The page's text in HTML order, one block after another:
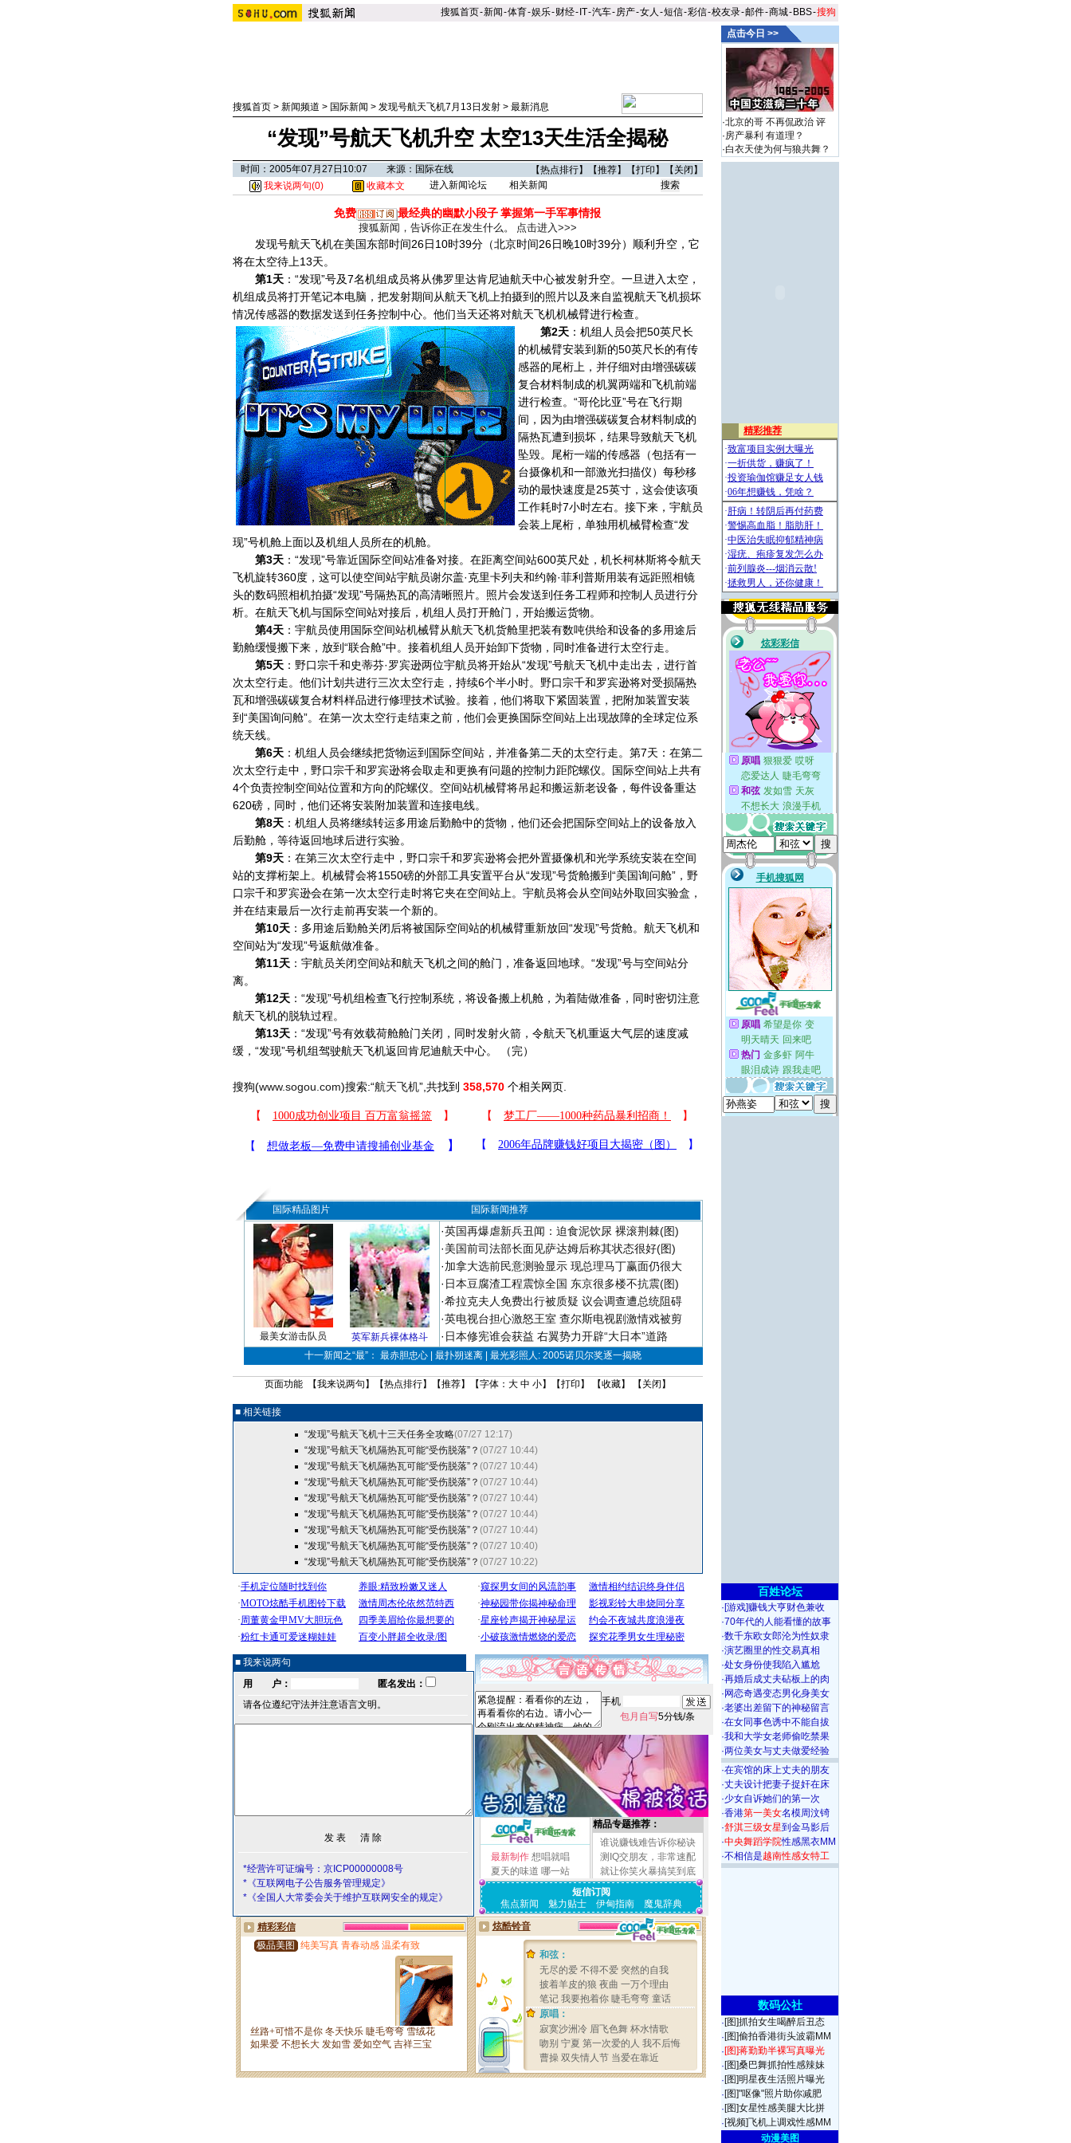
搜狐首页-新闻-体育-娱乐-财经- IT-汽车-房产-女人 -短信-彩信-校友录-邮件-商城- BBS-搜狗
搜狐首页> 新闻频道 > 国际新闻 > 发现号航天飞机7月13日发射> 最新消息
“发现”号航天飞机升空 太空13天生活全揭秘
时间：2005年07月27日10:07 来源：国际在线 【热点排行】【推荐】【打印 】【 关闭 】
我来说两句(0) 收藏本文 进入新闻论坛 相关新闻
免费 最经典的幽默小段子掌握第一手军事情报
搜狐新闻，告诉你正在发生什么。 点击进入>>>
发现号航天飞机在美国东部时间26日10时39分（北京时间26日晚10时39分）顺利升空，它
将在太空待上13天。
第1天：“发现”号及7名机组成员将从佛罗里达肯尼迪航天中心被发射升空。一旦进入太空，
机组成员将打开笔记本电脑，把发射期间从航天飞机上拍摄到的照片以及来自监视航天飞机损坏
情况传感器的数据发送到任务控制中心。 他们当天还将对航天飞机机械臂进行检查。
第2天：机组人员会把50英尺长
的机械臂安装到新的50英尺长的有传
感器的尾桁上，并仔细对由增强碳碳
复合材料制成的机翼两端和飞机前端
进行检查。“哥伦比亚”号在飞行期
间，因为由增强碳碳复合材料制成的
隔热瓦遭到损坏，结果导致航天飞机
坠毁。尾桁一端的传感器（包括有一
台摄像机和一部激光扫描仪）每秒移
动的最快速度是25英寸，这会使该项
工作耗时7小时左右。接下来，宇航员
会装上尾桁，单独用机械臂检查“发
现”号机舱上面以及机组人员所在的机舱。
第3天：“发现”号靠近国际空间站准备对接。在距离空间站600英尺处，机长柯林斯将令航天
飞机旋转360度，这可以使空间站宇航员谢尔盖·克里卡列夫和约翰·菲利普斯用装有远距照相镜
头的数码照相机拍摄“发现”号隔热瓦的高清晰照片。照片会发送到任务工程师和控制人员进行分
析。在航天飞机与国际空间站对接后，机组人员打开舱门，开始搬运货物。
第4天：宇航员使用国际空间站机械臂从航天飞机货舱里把装有数吨供给和设备的多用途后
勤舱缓慢搬下来，放到“联合舱”中。接着机组人员开始卸下货物，同时准备进行太空行走。
第5天：野口宗千和史蒂芬·罗宾逊两位宇航员将开始从“发现”号航天飞机中走出去，进行首
次太空行走。他们计划共进行三次太空行走，持续6个半小时。野口宗千和罗宾逊将对受损隔热
瓦和增强碳碳复合材料样品进行修理技术试验。接着，他们将取下紧固装置，把附加装置安装
到“美国询问舱”。在第一次太空行走结束之前，他们会更换国际空间站上出现故障的全球定位系
统天线。
第6天：机组人员会继续把货物运到国际空间站，并准备第二天的太空行走。第7天：在第二
次太空行走中，野口宗千和罗宾逊将会取走和更换有问题的控制力距陀螺仪。国际空间站上共有
4个负责控制空间站位置和方向的陀螺仪。空间站机械臂将吊起和搬运新老设备，每件设备重达
620磅，同时，他们还将安装附加装置和连接电线。
第8天：机组人员将继续转运多用途后勤舱中的货物，他们还会把国际空间站上的设备放入
后勤舱，等待返回地球后进行实验。
第9天：在第三次太空行走中，野口宗千和罗宾逊将会把外置摄像机和光学系统安装在空间
站的支撑桁架上。机械臂会将1550磅的外部工具安置平台从“发现”号货舱搬到“美国询问舱”，野
口宗千和罗宾逊会在第一次太空行走时将它夹在空间站上。宇航员将会从空间站外取回实验盒，
并在结束最后一次行走前再安装一个新的。
第10天：多用途后勤舱关闭后将被国际空间站的机械臂重新放回“发现”号货舱。航天飞机和
空间站为“发现”号返航做准备。
第11天：宇航员关闭空间站和航天飞机之间的舱门，准备返回地球。“发现”号与空间站分
离。
第12天：“发现”号机组检查飞行控制系统，将设备搬上机舱，为着陆做准备，同时密切注意
航天飞机的脱轨过程。
第13天：“发现”号有效载荷舱舱门关闭，同时发射火箭，令航天飞机重返大气层的速度减
缓，“发现”号机组驾驶航天飞机返回肯尼迪航天中心。 （完）
搜狗(www.sogou.com)搜索:“航天飞机”,共找到 358,570 个相关网页.
国际精品图片 国际新闻推荐
最美女游击队员 英军新兵裸体格斗
·英国再爆虐新兵丑闻：迫食泥饮尿 裸滚荆棘(图)
·美国前司法部长面见萨达姆后称其状态很好(图)
·加拿大选前民意测验显示 现总理马丁赢面仍很大
· 日本豆腐渣工程震惊全国 东京很多楼不抗震(图)
·希拉克夫人免费出行被质疑 议会调查遭总统阻碍
·英电视台担心激怒王室 查尔斯电视剧激情戏被剪
· 日本修宪谁会获益 右翼势力开辟“大日本”道路
十一新闻之“最”： 最赤胆忠心 | 最扑朔迷离 | 最光彩照人: 2005诺贝尔奖逐一揭晓
页面功能 【我来说两句 】【热点排行】【推荐】【字体： 大 中 小】【打印 】 【收藏】 【 关闭 】
■ 相关链接
“发现”号航天飞机十三天任务全攻略(07/27 12:17)
“发现”号航天飞机隔热瓦可能“受伤脱落”？ (07/27 10:44)
“发现”号航天飞机隔热瓦可能“受伤脱落”？ (07/27 10:44)
“发现”号航天飞机隔热瓦可能“受伤脱落”？ (07/27 10:44)
“发现”号航天飞机隔热瓦可能“受伤脱落”？ (07/27 10:44)
“发现”号航天飞机隔热瓦可能“受伤脱落”？ (07/27 10:44)
“发现”号航天飞机隔热瓦可能“受伤脱落”？ (07/27 10:44)
“发现”号航天飞机隔热瓦可能“受伤脱落”？ (07/27 10:40)
“发现”号航天飞机隔热瓦可能“受伤脱落”？ (07/27 10:22)
■ 我来说两句
用 户：
匿名发出：
请各位遵纪守法并注意语言文明。
*经营许可证编号：京ICP00000008号
*《互联网电子公告服务管理规定》
*《全国人大常委会关于维护互联网安全的规定》
手机
包月自写5分钱/条
最新制作 想唱就唱
夏天的味道 哪一站
精品专题推荐：
谁说赚钱难告诉你秘诀
测IQ交朋友，非常速配
就让你笑火暴搞笑到底
短信订阅
焦点新闻
魅力贴士 伊甸指南 魔鬼辞典
点击今日 >>
·北京的哥 不再侃政治 评
·房产暴利 有道理？
·白衣天使为何与狼共舞？
百姓论坛
· [游戏]赚钱大亨财色兼收
·70年代的人能看懂的故事
·数千东欧女郎沦为性奴隶
·演艺圈里的性交易真相
·处女身份使我陷入尴尬
·再婚后成丈夫砧板上的肉
· 网恋奇遇变态男化身美女
·老婆出差留下的神秘留言
·在女同事色诱中不能自拔
·我和大学女老师偷吃禁果
·两位美女与丈夫做爱经验
·在宾馆的床上丈夫的朋友
·丈夫设计把妻子捉奸在床
·少女自诉她们的第一次
·香港第一美女名模周汶锜
·舒淇三级女星到金马影后
·中央舞蹈学院性感黑衣MM
·不相信是越南性感女特工
数码公社
· [图]抓拍女生喝醉后丑态
· [图]偷拍香港街头波霸MM
·[图]蒋勤勤半裸写真曝光
· [图]桑巴舞抓拍性感辣妹
· [图]明星夜生活照片曝光
· [图]"呕像"照片助你减肥
· [图]女星性感美腿大比拼
· [视频]飞机上调戏性感MM
动漫美图